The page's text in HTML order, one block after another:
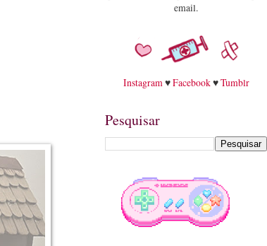
email.
Instagram ♥Facebook♥Tumblr
Pesquisar